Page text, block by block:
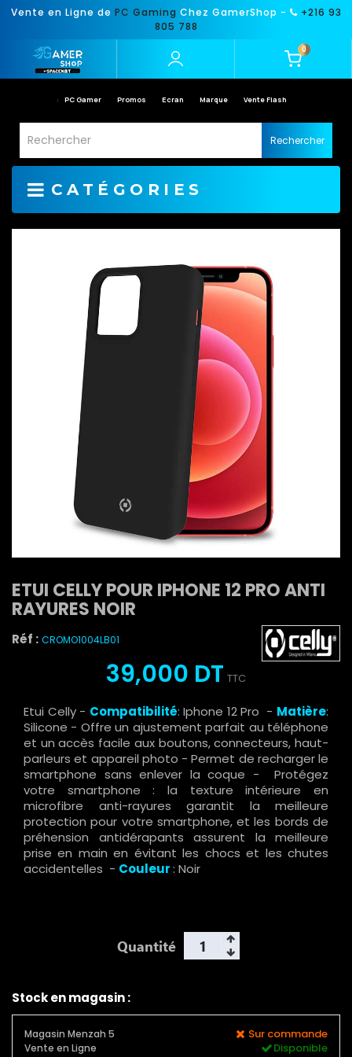
Vente en Ligne de PC Gaming Chez GamerShop -
+216 93
805 788
0
PC Gamer Promos Ecran Marque Vente Flash
Rechercher
CATÉGORIES
ETUI CELLY POUR IPHONE 12 PRO ANTI
RAYURES NOIR
Réf : CROMO1004LB01
39,000 DT TTC
Etui Celly - Compatibilité: Iphone 12 Pro - Matière:
Silicone - Offre un ajustement parfait au téléphone
et un accès facile aux boutons, connecteurs, haut-
parleurs et appareil photo - Permet de recharger le
smartphone sans enlever la coque - Protégez
votre smartphone : la texture intérieure en
microfibre anti-rayures garantit la meilleure
protection pour votre smartphone, et les bords de
préhension antidérapants assurent la meilleure
prise en main en évitant les chocs et les chutes
accidentelles - Couleur: Noir
Quantité
Stock en magasin :
Magasin Menzah 5 Sur commande
Vente en Ligne Disponible